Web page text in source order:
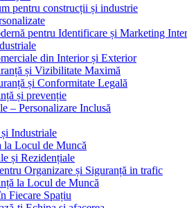
pentru construcții și industrie
pentru Identificare și Marketing
din Interior și Exterior
și Vizibilitate Maximă
și Conformitate Legală
și prevenție
– Personalizare Inclusă
Industriale
la Locul de Muncă
și Rezidențiale
Organizare și Siguranță in trafic
la Locul de Muncă
Fiecare Spațiu